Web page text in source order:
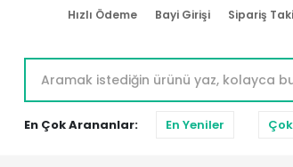
Hızlı Ödeme Bayi Girişi Sipariş
En Çok Arananlar: En Yeniler